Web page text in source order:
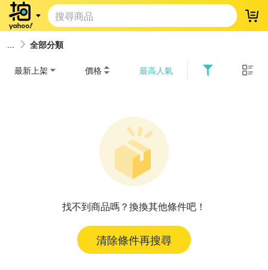
登
全部分類
最新上架 價格 最高人氣
找不到商品嗎？換換其他條件吧！
清除條件再搜尋